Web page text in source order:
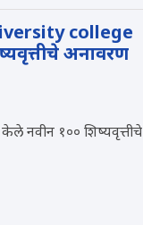
college
अनावरण
नवीन १०० शिष्यवृत्तीचे